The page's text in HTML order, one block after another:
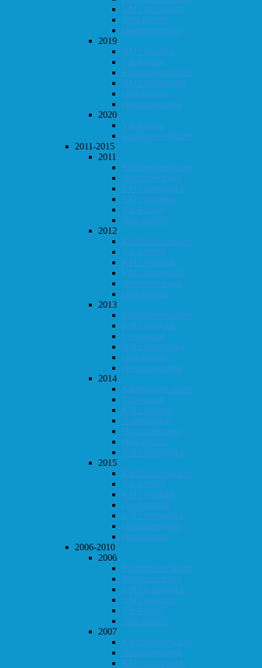
KM i hurtigsjakk
Høst-konrad
Høstturneringen
2019
KM i lynsjakk
Vår-konrad
Klubbmesterskapet
KM i Hurtigsjakk
Høst-konrad
Høstturneringen
2020
Vår-konrad
Klubbmesterskapet
2011-2015
2011
Klubbmesterskapet
Høstturneringen
KM i hurtigsjakk
KM i lynsjakk
Vår-konrad
Høst-konrad
2012
Klubbmesterskapet
Vår-konrad
KM i lynsjakk
KM i hurtigsjakk
Høstturneringen
Høst-konrad
2013
Klubbmesterskapet
KM i lynsjakk
Vår-konrad
KM i hurtigsjakk
Høst-konrad
Høstturneringen
2014
Klubbmesterskapet
Vår-konrad
KM i lynsjakk
Dobbeltsjakk
Høstturneringen
Høst-konrad
KM i hurtigsjakk
2015
Klubbmesterskapet
Vår-konrad
KM i lynsjakk
Dobbeltsjakk
KM i hurtigsjakk
Høstturneringen
Høst-konrad
2006-2010
2006
Klubbmesterskapet
Høstturneringen
KM i hurtigsjakk
KM i lynsjakk
Vår-konrad
Høst-konrad
2007
Klubbmesterskapet
Høstturneringen
KM i hurtigsjakk